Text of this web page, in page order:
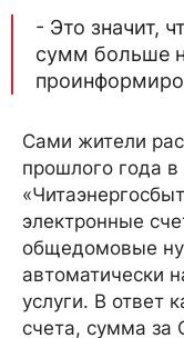
- Это значит,
сумм больше
Сами жители
прошлого года
электронные
общедомовые
автоматически
услуги. В ответ
счета, сумма за